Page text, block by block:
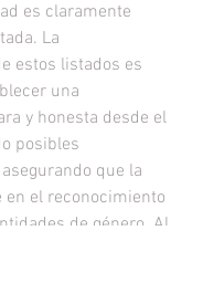
es claramente
La
estos listados es
una
y honesta desde el
posibles
que la
en el reconocimiento
de género. Al